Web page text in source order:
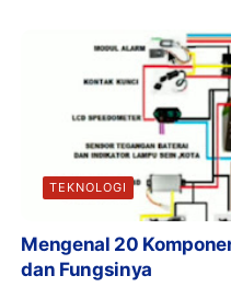
TEKNOLOGI
Mengenal 20
dan Fungsinya